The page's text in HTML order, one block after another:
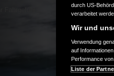
durch US-
verarbeitet
Wir und
Verwendung
auf
Performance
Liste der